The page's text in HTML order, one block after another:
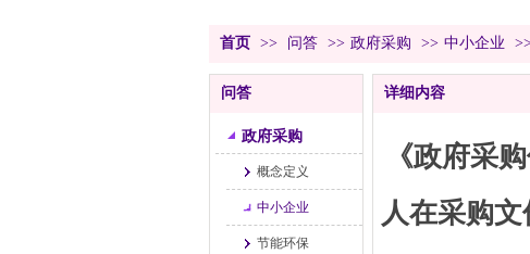
首页 >> 问答 >> 政府采购 >> 中小企业 >>
问答
政府采购
概念定义
中小企业
节能环保
详细内容
《政府采
人在采购